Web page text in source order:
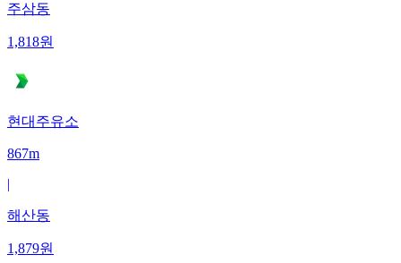
주삼동
1,818원
현대주유소
867m
|
해산동
1,879원